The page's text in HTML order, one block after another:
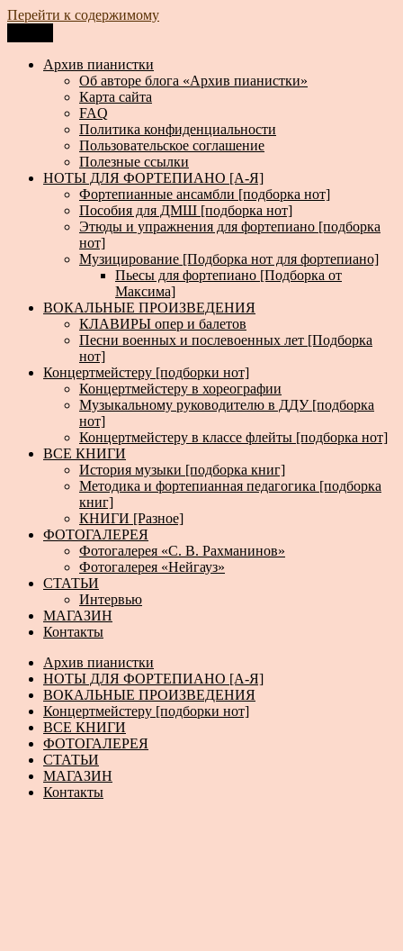
Перейти к содержимому
Архив пианистки
Всё для пианистов: ноты, книги, музыка, статьи…
Архив пианистки
Об авторе блога «Архив пианистки»
Карта сайта
FAQ
Политика конфиденциальности
Пользовательское соглашение
Полезные ссылки
НОТЫ ДЛЯ ФОРТЕПИАНО [А-Я]
Фортепианные ансамбли [подборка нот]
Пособия для ДМШ [подборка нот]
Этюды и упражнения для фортепиано [подборка
нот]
Музицирование [Подборка нот для фортепиано]
Пьесы для фортепиано [Подборка от
Максима]
ВОКАЛЬНЫЕ ПРОИЗВЕДЕНИЯ
КЛАВИРЫ опер и балетов
Песни военных и послевоенных лет [Подборка
нот]
Концертмейстеру [подборки нот]
Концертмейстеру в хореографии
Музыкальному руководителю в ДДУ [подборка
нот]
Концертмейстеру в классе флейты [подборка нот]
ВСЕ КНИГИ
История музыки [подборка книг]
Методика и фортепианная педагогика [подборка
книг]
КНИГИ [Разное]
ФОТОГАЛЕРЕЯ
Фотогалерея «С. В. Рахманинов»
Фотогалерея «Нейгауз»
СТАТЬИ
Интервью
МАГАЗИН
Контакты
Архив пианистки
НОТЫ ДЛЯ ФОРТЕПИАНО [А-Я]
ВОКАЛЬНЫЕ ПРОИЗВЕДЕНИЯ
Концертмейстеру [подборки нот]
ВСЕ КНИГИ
ФОТОГАЛЕРЕЯ
СТАТЬИ
МАГАЗИН
Контакты